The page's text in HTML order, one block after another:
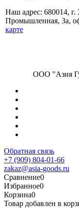
Наш адрес: 680014, г.
Промышленная, 3а,
карте
ООО "Азия
Обратная связь
+7 (909) 804-01-66
zakaz@asia-goods.ru
Сравнение0
Избранное0
Корзина0
Товар добавлен в